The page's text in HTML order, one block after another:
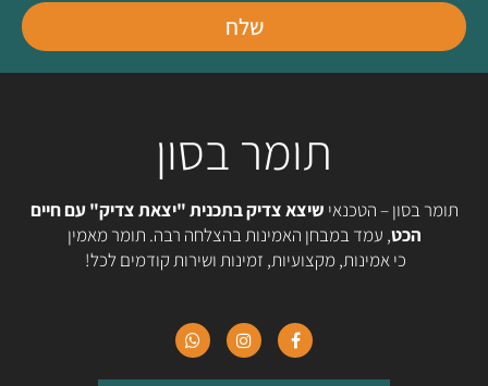
שלח
תומר בסון
תומר בסון – הטכנאי שיצא צדיק בתכנית "יצאת צדיק" עם חיים
הכט, עמד במבחן האמינות בהצלחה רבה. תומר מאמין
כי אמינות, מקצועיות, זמינות ושירות קודמים לכל!